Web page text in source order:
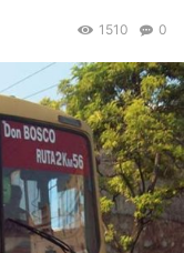
0
1510